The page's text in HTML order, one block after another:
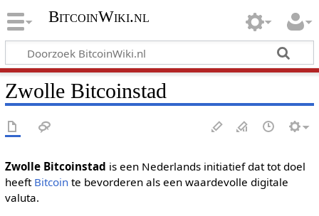
BitcoinWiki.nl
Zwolle Bitcoinstad
Zwolle Bitcoinstad is een Nederlands initiatief dat tot doel
heeft Bitcointe bevorderen als een waardevolle digitale
valuta.